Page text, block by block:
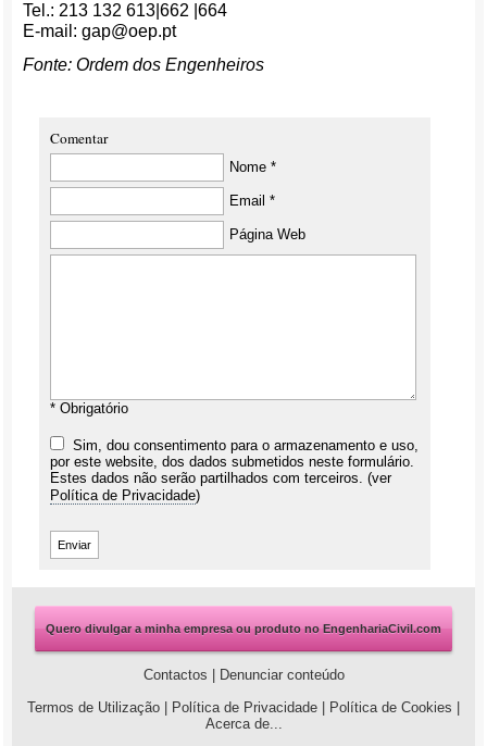
Tel.: 213 132 613|662 |664
E-mail: gap@oep.pt
Fonte: Ordem dos Engenheiros
Comentar
Nome *
Email *
Página Web
* Obrigatório
Sim, dou consentimento para o armazenamento e uso,
por este website, dos dados submetidos neste formulário.
Estes dados não serão partilhados com terceiros. (ver
Política de Privacidade)
Quero divulgar a minha empresa ou produto no EngenhariaCivil.com
Contactos
Denunciar conteúdo
Termos de Utilização
Política de Privacidade Política de Cookies
Acerca de...